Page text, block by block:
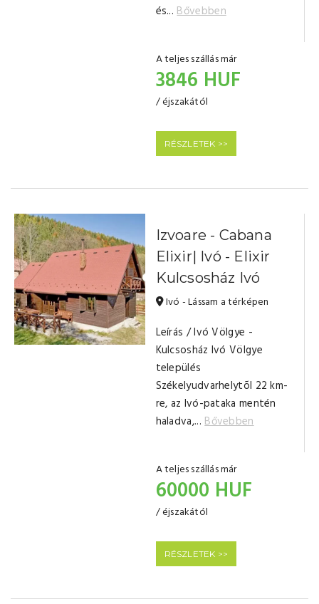
és...Bővebben
A teljes szállás már
3846 HUF
/ éjszakától
RÉSZLETEK >>
Izvoare - Cabana
Elixir| Ivó - Elixir
Kulcsosház Ivó
Ivó - Lássam a térképen
Leírás / Ivó Völgye -
Kulcsosház Ivó Völgye
település
Székelyudvarhelytõl 22 km-
re, az Ivó-pataka mentén
haladva,...Bővebben
A teljes szállás már
60000 HUF
/ éjszakától
RÉSZLETEK >>